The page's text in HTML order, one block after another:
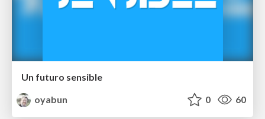
Un futuro sensible
oyabun
0 60